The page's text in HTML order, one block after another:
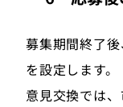
募集期間終了
を設定します。
意見交換では